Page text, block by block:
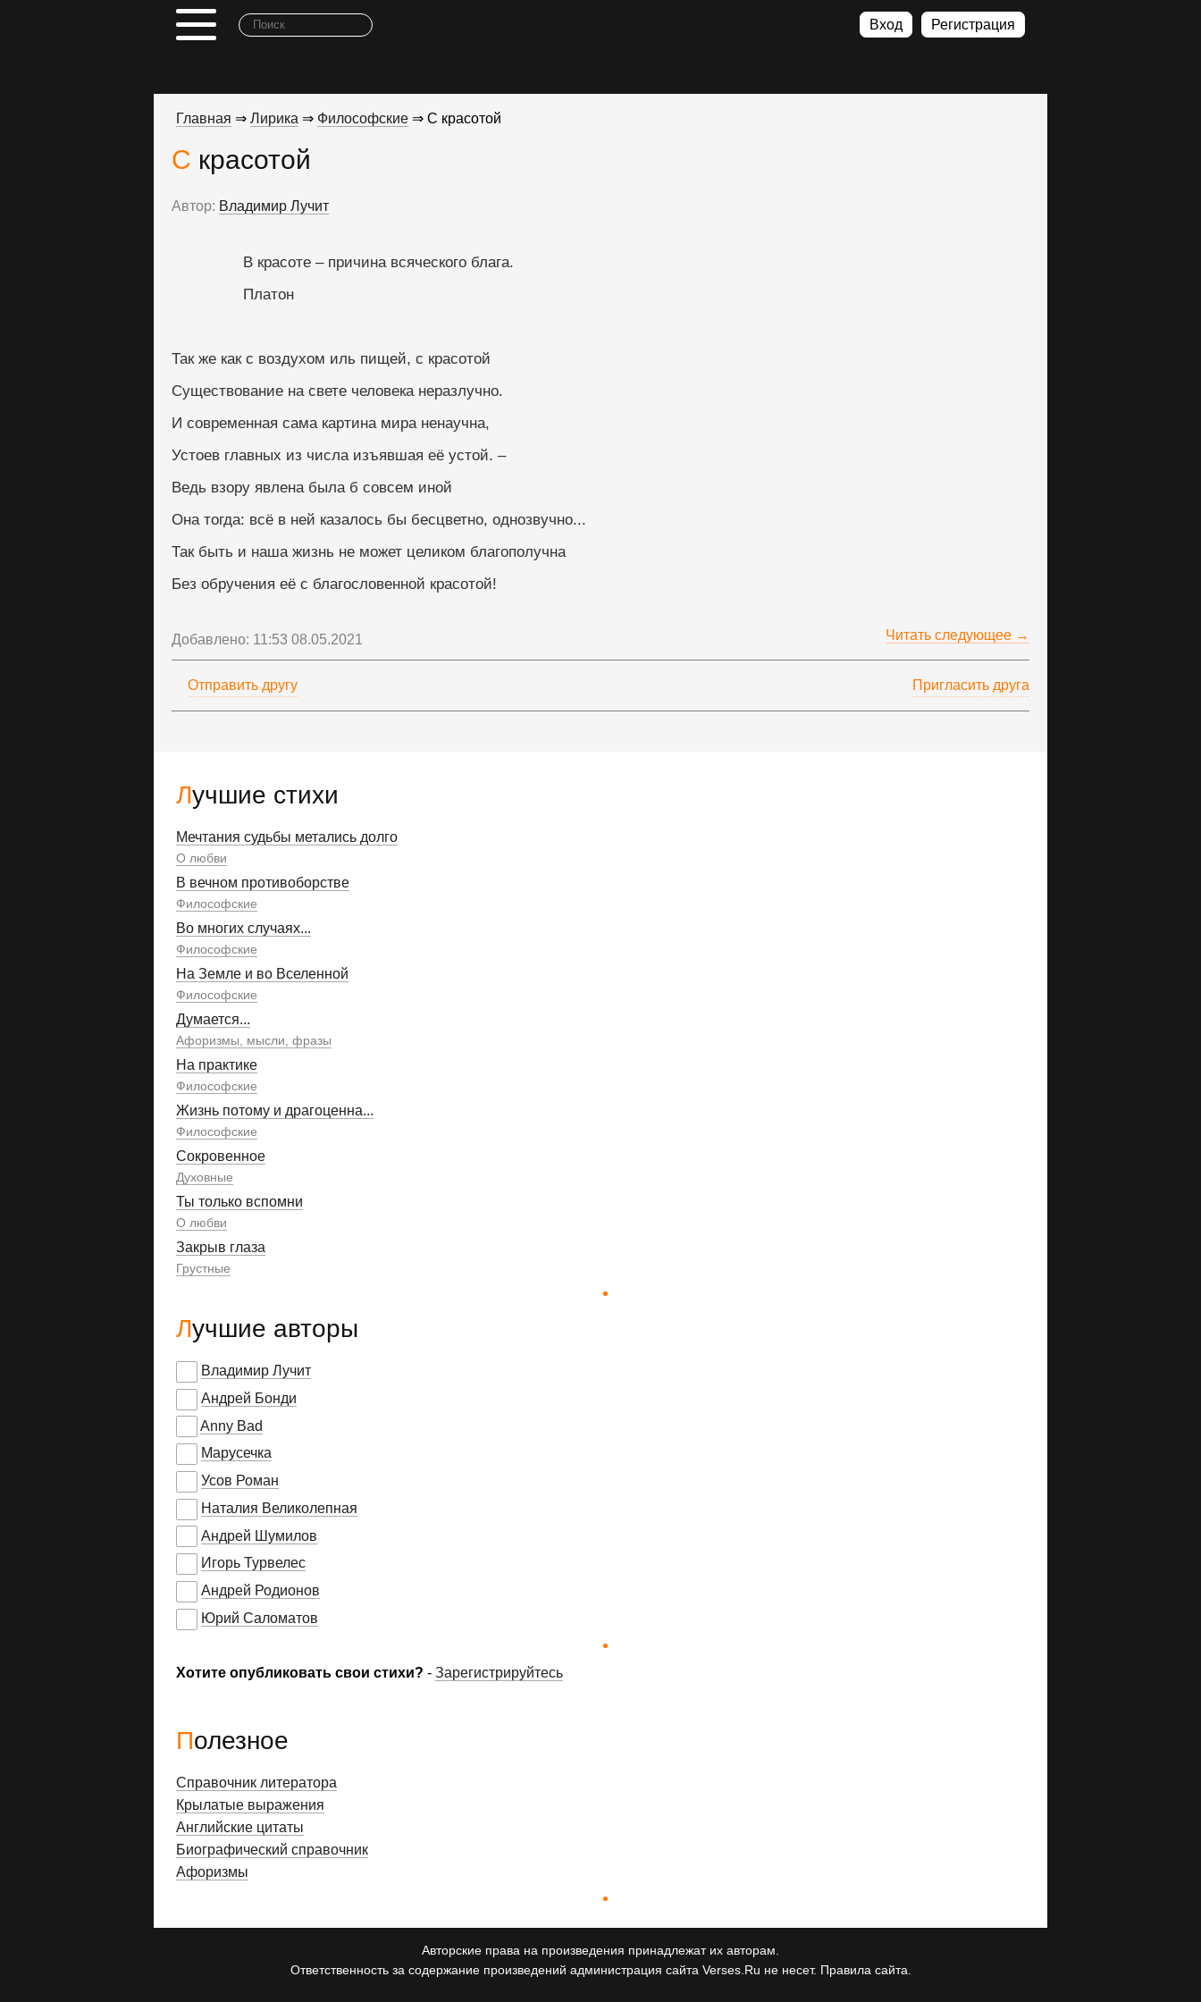
Вход Регистрация
Лучшие стихи
Мечтания судьбы метались долго
О любви
В вечном противоборстве
Философские
Во многих случаях...
Философские
На Земле и во Вселенной
Философские
Думается...
Афоризмы, мысли, фразы
На практике
Философские
Жизнь потому и драгоценна...
Философские
Сокровенное
Духовные
Ты только вспомни
О любви
Закрыв глаза
Грустные
Лучшие авторы
Владимир Лучит
Андрей Бонди
Anny Bad
Марусечка
Усов Роман
Наталия Великолепная
Андрей Шумилов
Игорь Турвелес
Андрей Родионов
Юрий Саломатов
Хотите опубликовать свои стихи? - Зарегистрируйтесь
Главная ⇒ Лирика ⇒ Философские ⇒ С красотой
С красотой
Автор: Владимир Лучит
                В красоте – причина всяческого блага.
                Платон
Так же как с воздухом иль пищей, с красотой
Существование на свете человека неразлучно.
И современная сама картина мира ненаучна,
Устоев главных из числа изъявшая её устой. –
Ведь взору явлена была б совсем иной
Она тогда: всё в ней казалось бы бесцветно, однозвучно...
Так быть и наша жизнь не может целиком благополучна
Без обручения её с благословенной красотой!
Добавлено: 11:53 08.05.2021 Читать следующее →
Отправить другу Пригласить друга
Полезное
Справочник литератора
Крылатые выражения
Английские цитаты
Биографический справочник
Афоризмы
Авторские права на произведения принадлежат их авторам.
Ответственность за содержание произведений администрация сайта Verses.Ru не несет. Правила сайта